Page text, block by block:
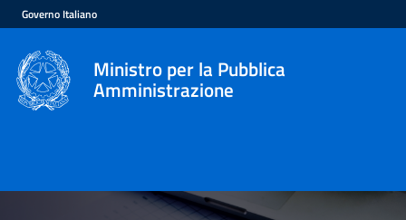
Governo Italiano
Ministro per la Pubblica
Amministrazione